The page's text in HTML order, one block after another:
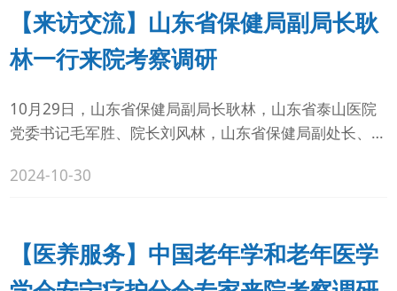
巡视员、山东省直老干部合唱团团长乞蔚国，南部院区
（善德养老院）副院长李树丰出席活动。
【来访交流】山东省保健局副局长耿
林一行来院考察调研
10月29日，山东省保健局副局长耿林，山东省泰山医院
党委书记毛军胜、院长刘风林，山东省保健局副处长、三
2024-10-30
【医养服务】中国老年学和老年医学